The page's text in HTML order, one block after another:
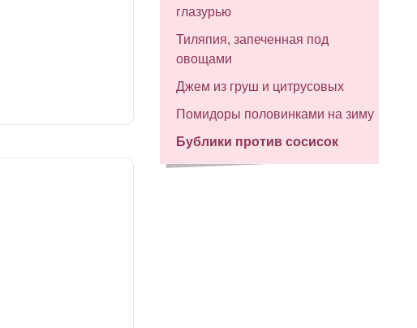
глазурью
Тиляпия, запеченная под
овощами
Джем из груш и цитрусовых
Помидоры половинками на зиму
Бублики против сосисок